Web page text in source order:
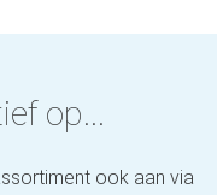
op...
ook aan via